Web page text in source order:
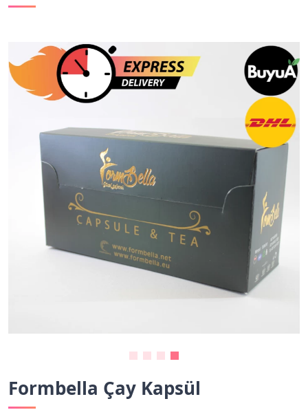
Formbella Çay Kapsül